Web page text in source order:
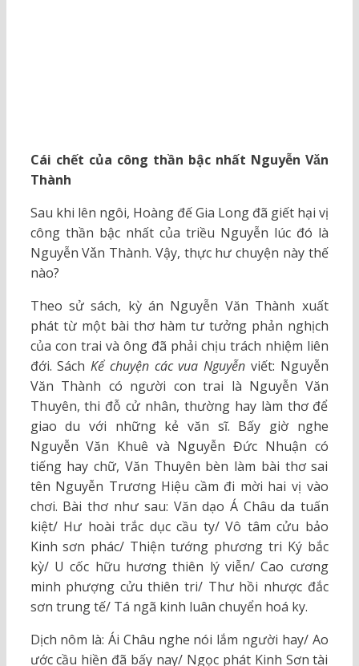
Cái chết của công thần bậc nhất Nguyễn Vǎn
Thành
Sau khi lên ngôi, Hoàng đế Gia Long đã giết hại vị
công thần bậc nhất của triều Nguyễn lúc đó là
Nguyễn Vǎn Thành. Vậy, thực hư chuyện này thế
nào?
Theo sử sách, kỳ án Nguyễn Văn Thành xuất
phát từ một bài thơ hàm tư tưởng phản nghịch
của con trai và ông đã phải chịu trách nhiệm liên
đới. Sách Kể chuyện các vua Nguyễn viết: Nguyễn
Văn Thành có người con trai là Nguyễn Văn
Thuyên, thi đỗ cử nhân, thường hay làm thơ để
giao du với những kẻ văn sĩ. Bấy giờ nghe
Nguyễn Văn Khuê và Nguyễn Đức Nhuận có
tiếng hay chữ, Văn Thuyên bèn làm bài thơ sai
tên Nguyễn Trương Hiệu cầm đi mời hai vị vào
chơi. Bài thơ như sau: Văn dạo Á Châu da tuấn
kiệt/ Hư hoài trắc dục cầu ty/ Vô tâm cửu bảo
Kinh sơn phác/ Thiện tướng phương tri Ký bắc
kỳ/ U cốc hữu hương thiên lý viễn/ Cao cương
minh phượng cửu thiên tri/ Thư hồi nhược đắc
sơn trung tế/ Tá ngã kinh luân chuyển hoá ky.
Dịch nôm là: Ái Châu nghe nói lắm người hay/ Ao
ước cầu hiền đã bấy nay/ Ngọc phát Kinh Sơn tài